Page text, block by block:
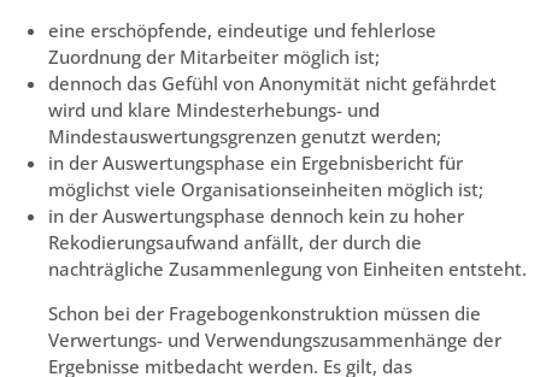
eine erschöpfende, eindeutige und fehlerlose
Zuordnung der Mitarbeiter möglich ist;
dennoch das Gefühl von Anonymität nicht gefährdet
wird und klare Mindesterhebungs- und
Mindestauswertungsgrenzen genutzt werden;
in der Auswertungsphase ein Ergebnisbericht für
möglichst viele Organisationseinheiten möglich ist;
in der Auswertungsphase dennoch kein zu hoher
Rekodierungsaufwand anfällt, der durch die
nachträgliche Zusammenlegung von Einheiten entsteht.
Schon bei der Fragebogenkonstruktion müssen die
Verwertungs- und Verwendungszusammenhänge der
Ergebnisse mitbedacht werden. Es gilt, das